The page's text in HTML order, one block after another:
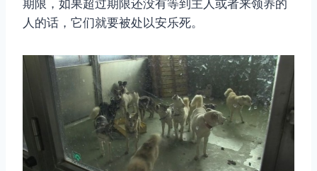
期限，如果超过期限还没有等到主人或者来领养的
人的话，它们就要被处以安乐死。